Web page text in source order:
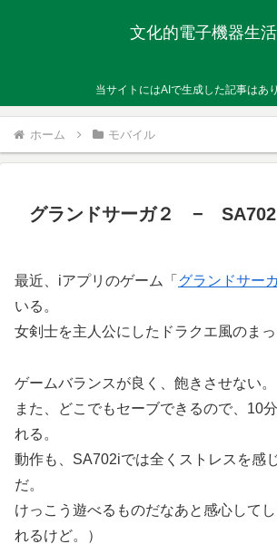
文化的電子機器生活
当サイトにはAIで生成した記事はあ
ホーム モバイル
グランドサーガ２ −
最近、iアプリのゲーム「 グランドサー
いる。
女剣士を主人公にしたドラクエ風のまっ
ゲームバランスが良く、飽きさせない。
また、どこでもセーブできるので、10
れる。
動作も、SA702iでは全くストレスを感
だ。
けっこう遊べるものだなあと感心して
れるけど。）